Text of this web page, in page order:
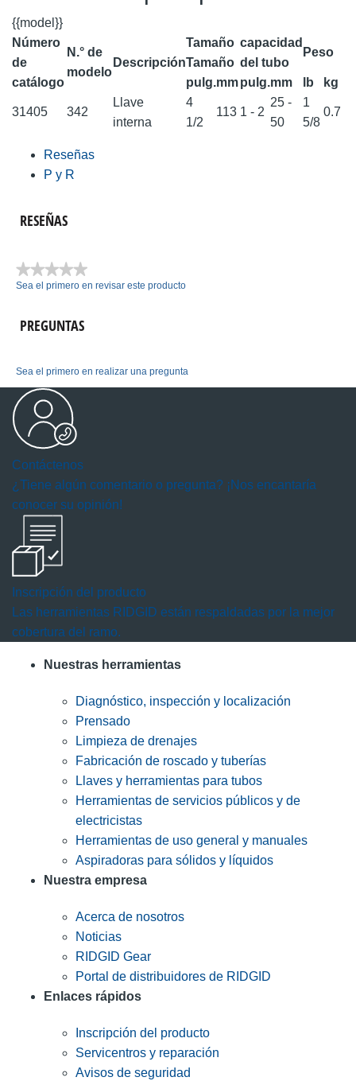
{{model}}
Número
de
catálogo
N.° de
modelo
Descripción
Tamaño
Tamaño
capacidad
del tubo
Peso
pulg.mmpulg.mm lb kg
31405 342
Llave
interna
4
1/2
113 1 - 2
25 -
50
1
5/8
0.7
Reseñas
P y R
RESEÑAS
★★★★★
Sin
Sea el primero en revisar este producto
PREGUNTAS
Sea el primero en realizar una pregunta
Contáctenos
¿Tiene algún comentario o pregunta? ¡Nos encantaría
conocer su opinión!
Inscripción del producto
Las herramientas RIDGID están respaldadas por la mejor
cobertura del ramo.
Nuestras herramientas
Diagnóstico, inspección y localización
Prensado
Limpieza de drenajes
Fabricación de roscado y tuberías
Llaves y herramientas para tubos
Herramientas de servicios públicos y de
electricistas
Herramientas de uso general y manuales
Aspiradoras para sólidos y líquidos
Nuestra empresa
Acerca de nosotros
Noticias
RIDGID Gear
Portal de distribuidores de RIDGID
Enlaces rápidos
Inscripción del producto
Servicentros y reparación
Avisos de seguridad